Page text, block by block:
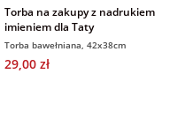
Torba na zakupy z nadrukiem
imieniem dla Taty
Torba bawełniana, 42x38cm
29,00 zł